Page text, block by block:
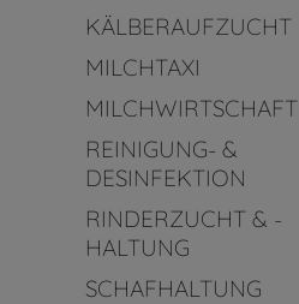
KÄLBERAUFZUCHT
MILCHTAXI
MILCHWIRTSCHAFT
REINIGUNG- &
DESINFEKTION
RINDERZUCHT & -
HALTUNG
SCHAFHALTUNG